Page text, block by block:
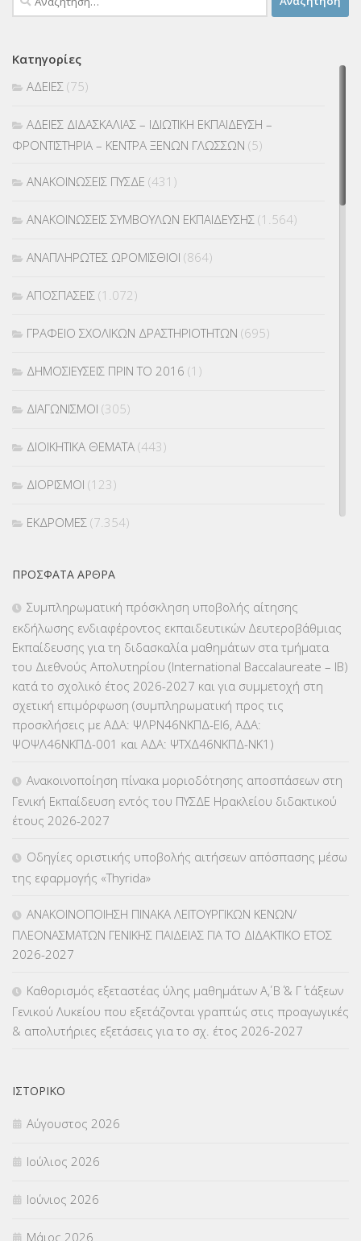
για:
Κατηγορίες
ΑΔΕΙΕΣ (75)
ΑΔΕΙΕΣ ΔΙΔΑΣΚΑΛΙΑΣ – ΙΔΙΩΤΙΚΗ ΕΚΠΑΙΔΕΥΣΗ –
ΦΡΟΝΤΙΣΤΗΡΙΑ – ΚΕΝΤΡΑ ΞΕΝΩΝ ΓΛΩΣΣΩΝ (5)
ΑΝΑΚΟΙΝΩΣΕΙΣ ΠΥΣΔΕ (431)
ΑΝΑΚΟΙΝΩΣΕΙΣ ΣΥΜΒΟΥΛΩΝ ΕΚΠΑΙΔΕΥΣΗΣ (1.564)
ΑΝΑΠΛΗΡΩΤΕΣ ΩΡΟΜΙΣΘΙΟΙ (864)
ΑΠΟΣΠΑΣΕΙΣ (1.072)
ΓΡΑΦΕΙΟ ΣΧΟΛΙΚΩΝ ΔΡΑΣΤΗΡΙΟΤΗΤΩΝ (695)
ΔΗΜΟΣΙΕΥΣΕΙΣ ΠΡΙΝ ΤΟ 2016 (1)
ΔΙΑΓΩΝΙΣΜΟΙ (305)
ΔΙΟΙΚΗΤΙΚΑ ΘΕΜΑΤΑ (443)
ΔΙΟΡΙΣΜΟΙ (123)
ΕΚΔΡΟΜΕΣ (7.354)
ΕΠΙΜΟΡΦΩΣΗ Τ.Π.Ε.(10)
ΕΥΡΩΠΑΪΚΑ ΠΡΟΓΡΑΜΜΑΤΑ(230)
ΚΕΣΥ (60)
ΚΕΣΥΠ(109)
ΚΠγ – ΚΡΑΤΙΚΟ ΠΙΣΤΟΠΟΙΗΤΙΚΟ ΓΛΩΣΣΟΜΑΘΕΙΑΣ(135)
ΚΠπ- ΚΡΑΤΙΚΟ ΠΙΣΤΟΠΟΙΗΤΙΚΟ ΠΛΗΡΟΦΟΡΙΚΗΣ
ΛΟΙΠΑ(309)
ΜΕΤΑΘΕΣΕΙΣ-ΤΟΠΟΘΕΤΗΣΕΙΣ ΒΕΛΤΙΩΣΕΙΣ(319)
ΜΕΤΑΦΟΡΑ ΜΑΘΗΤΩΝ(3)
ΟΙΚΟΝΟΜΙΚΑ ΘΕΜΑΤΑ
Π.Ε.Κ. ΗΡΑΚΛΕΙΟΥ
ΠΑΝΕΛΛΑΔΙΚΕΣ ΕΞΕΤΑΣΕΙΣ
ΠΡΟΚΗΡΥΞΕΙΣ
ΠΡΌΣΦΑΤΑ ΆΡΘΡΑ
Συμπληρωματική πρόσκληση υποβολής αίτησης
εκδήλωσης ενδιαφέροντος εκπαιδευτικών Δευτεροβάθμιας
Εκπαίδευσης για τη διδασκαλία μαθημάτων στα τμήματα
του Διεθνούς Απολυτηρίου (International Baccalaureate – IB)
κατά το σχολικό έτος 2026-2027 και για συμμετοχή στη
σχετική επιμόρφωση (συμπληρωματική προς τις
προσκλήσεις με ΑΔΑ: ΨΛΡΝ46ΝΚΠΔ-ΕΙ6, ΑΔΑ:
ΨΟΨΛ46ΝΚΠΔ-001 και ΑΔΑ: ΨΤΧΔ46ΝΚΠΔ-ΝΚ1)
Ανακοινοποίηση πίνακα μοριοδότησης αποσπάσεων στη
Γενική Εκπαίδευση εντός του ΠΥΣΔΕ Ηρακλείου διδακτικού
έτους 2026-2027
Οδηγίες οριστικής υποβολής αιτήσεων απόσπασης μέσω
της εφαρμογής «Thyrida»
ΑΝΑΚΟΙΝΟΠΟΙΗΣΗ ΠΙΝΑΚΑ ΛΕΙΤΟΥΡΓΙΚΩΝ ΚΕΝΩΝ/
ΠΛΕΟΝΑΣΜΑΤΩΝ ΓΕΝΙΚΗΣ ΠΑΙΔΕΙΑΣ ΓΙΑ ΤΟ ΔΙΔΑΚΤΙΚΟ ΕΤΟΣ
2026-2027
Καθορισμός εξεταστέας ύλης μαθημάτων Α΄, Β΄ & Γ΄ τάξεων
Γενικού Λυκείου που εξετάζονται γραπτώς στις προαγωγικές
& απολυτήριες εξετάσεις για το σχ. έτος 2026-2027
ΙΣΤΟΡΙΚΌ
Αύγουστος 2026
Ιούλιος 2026
Ιούνιος 2026
Μάιος 2026